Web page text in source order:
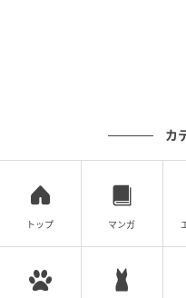
クリーミーなタッチで唇の輪郭を
ルムを演出。YSL ラブヌード リ
カ
トップ マンガ